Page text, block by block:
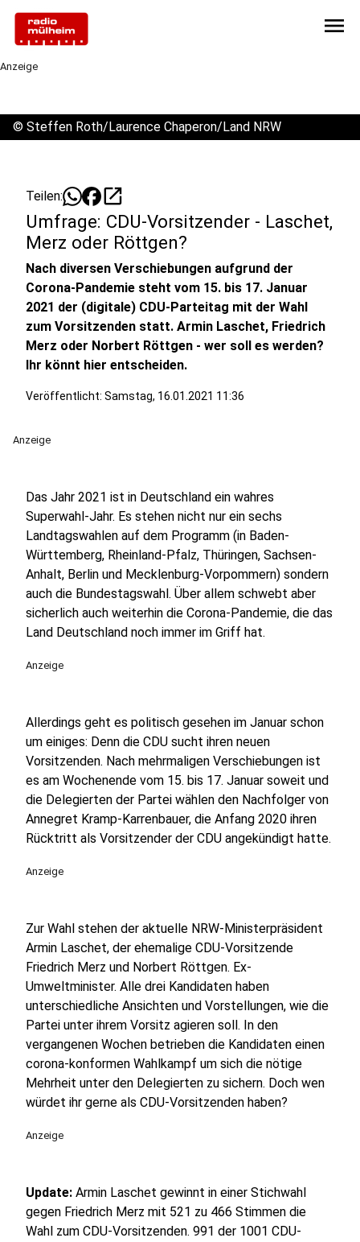
menu
Anzeige
© Steffen Roth/Laurence Chaperon/Land NRW
Teilen: open_in_new
Umfrage: CDU-Vorsitzender - Laschet,
Merz oder Röttgen?
Nach diversen Verschiebungen aufgrund der
Corona-Pandemie steht vom 15. bis 17. Januar
2021 der (digitale) CDU-Parteitag mit der Wahl
zum Vorsitzenden statt. Armin Laschet, Friedrich
Merz oder Norbert Röttgen - wer soll es werden?
Ihr könnt hier entscheiden.
Veröffentlicht: Samstag, 16.01.2021 11:36
Anzeige
Das Jahr 2021 ist in Deutschland ein wahres
Superwahl-Jahr. Es stehen nicht nur ein sechs
Landtagswahlen auf dem Programm (in Baden-
Württemberg, Rheinland-Pfalz, Thüringen, Sachsen-
Anhalt, Berlin und Mecklenburg-Vorpommern) sondern
auch die Bundestagswahl. Über allem schwebt aber
sicherlich auch weiterhin die Corona-Pandemie, die das
Land Deutschland noch immer im Griff hat.
Anzeige
Allerdings geht es politisch gesehen im Januar schon
um einiges: Denn die CDU sucht ihren neuen
Vorsitzenden. Nach mehrmaligen Verschiebungen ist
es am Wochenende vom 15. bis 17. Januar soweit und
die Delegierten der Partei wählen den Nachfolger von
Annegret Kramp-Karrenbauer, die Anfang 2020 ihren
Rücktritt als Vorsitzender der CDU angekündigt hatte.
Anzeige
Zur Wahl stehen der aktuelle NRW-Ministerpräsident
Armin Laschet, der ehemalige CDU-Vorsitzende
Friedrich Merz und Norbert Röttgen. Ex-
Umweltminister. Alle drei Kandidaten haben
unterschiedliche Ansichten und Vorstellungen, wie die
Partei unter ihrem Vorsitz agieren soll. In den
vergangenen Wochen betrieben die Kandidaten einen
corona-konformen Wahlkampf um sich die nötige
Mehrheit unter den Delegierten zu sichern. Doch wen
würdet ihr gerne als CDU-Vorsitzenden haben?
Anzeige
Update: Armin Laschet gewinnt in einer Stichwahl
gegen Friedrich Merz mit 521 zu 466 Stimmen die
Wahl zum CDU-Vorsitzenden. 991 der 1001 CDU-